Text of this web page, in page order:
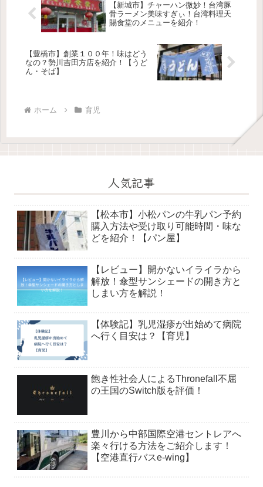
【新城市】チャーハン微妙！台湾豚
骨ラーメン美味すぎぃ！台湾料理天
賜食堂のメニューを紹介！
【豊橋市】創業１００年！味はどう
なの？勢川吉田方店を紹介！【うど
ん・そば】
ホーム 育児
人気記事
【松本市】小松パンの牛乳パン予約
購入方法や受け取り可能時間・味な
どを紹介！【パン屋】
【レビュー】開かないイライラから
解放！傘型サンシェードの開き方と
しまい方を解説！
【体験記】乳児湿疹が出始めて病院
へ行く目安は？【育児】
飽き性社会人によるThronefall不屈
の王国のSwitch版を評価！
豊川から中部国際空港セントレアへ
楽々行ける方法をご紹介します！
【空港直行バスe-wing】